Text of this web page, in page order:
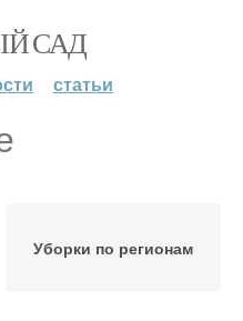
САД
статьи
Уборки по регионам